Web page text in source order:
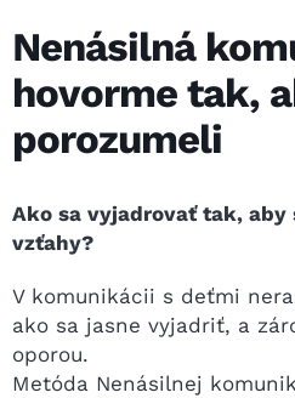
Nenásilná
hovorme tak,
porozumeli
Ako sa vyjadrovať tak, aby
vzťahy?
V komunikácii s deťmi
ako sa jasne vyjadriť, a
oporou.
Metóda Nenásilnej